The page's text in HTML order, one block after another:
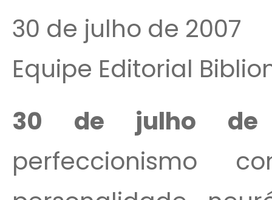
30 de julho de 2007
Equipe Editorial
30 de julho de
perfeccionismo